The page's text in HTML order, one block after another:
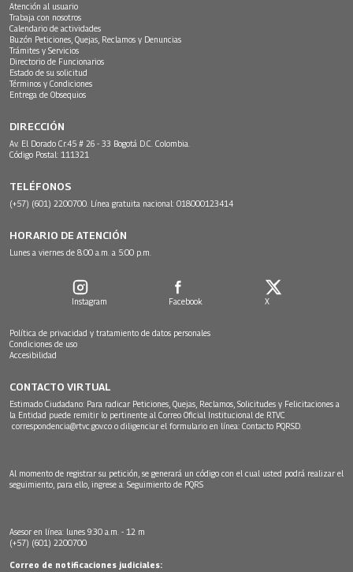
Atención al usuario
Trabaja con nosotros
Calendario de actividades
Buzón Peticiones, Quejas, Reclamos y Denuncias
Trámites y Servicios
Directorio de Funcionarios
Estado de su solicitud
Términos y Condiciones
Entrega de Obsequios
DIRECCIÓN
Av. El Dorado Cr.45 # 26 - 33 Bogotá D.C. Colombia.
Código Postal: 111321
TELÉFONOS
(+57) (601) 2200700. Línea gratuita nacional: 018000123414
HORARIO DE ATENCIÓN
Lunes a viernes de 8:00 a.m. a 5:00 p.m.
Instagram Facebook X
Política de privacidad y tratamiento de datos personales
Condiciones de uso
Accesibilidad
CONTACTO VIRTUAL
Estimado Ciudadano: Para radicar Peticiones, Quejas, Reclamos, Solicitudes y Felicitaciones a
la Entidad puede remitir lo pertinente al Correo Oficial Institucional de RTVC
correspondencia@rtvc.gov.co o diligenciar el formulario en línea: Contacto PQRSD.
Al momento de registrar su petición, se generará un código con el cual usted podrá realizar el
seguimiento, para ello, ingrese a: Seguimiento de PQRS
Asesor en línea: lunes 9:30 a.m. - 12 m
(+57) (601) 2200700
Correo de notificaciones judiciales: